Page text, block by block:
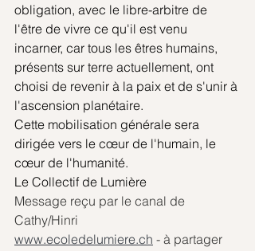
obligation, avec le libre-arbitre de
l'être de vivre ce qu'il est venu
incarner, car tous les êtres humains,
présents sur terre actuellement, ont
choisi de revenir à la paix et de s'unir à
l'ascension planétaire.
Cette mobilisation générale sera
dirigée vers le cœur de l'humain, le
cœur de l'humanité.
Le Collectif de Lumière
Message reçu par le canal de
Cathy/Hinri
www.ecoledelumiere.ch - à partager